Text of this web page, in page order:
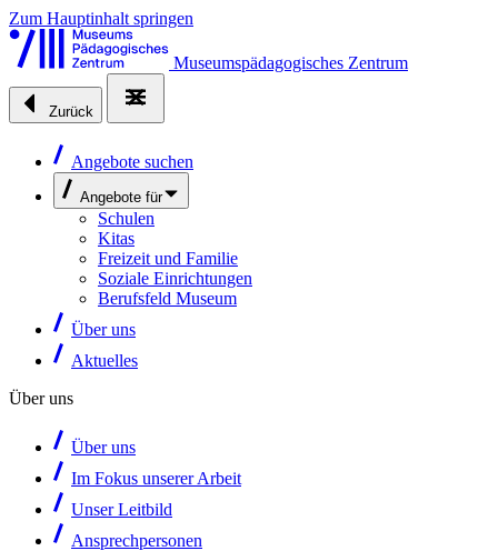
Zum Hauptinhalt springen
Museumspädagogisches Zentrum
Zurück
Angebote suchen
Angebote für
Schulen
Kitas
Freizeit und Familie
Soziale Einrichtungen
Berufsfeld Museum
Über uns
Aktuelles
Über uns
Über uns
Im Fokus unserer Arbeit
Unser Leitbild
Ansprechpersonen